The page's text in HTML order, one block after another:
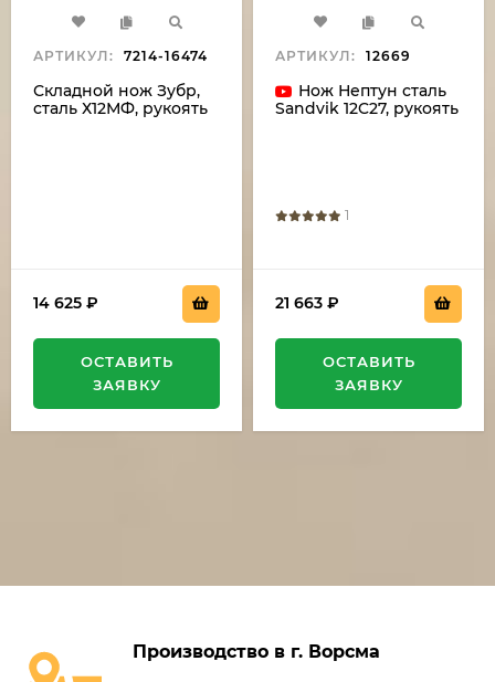
АРТИКУЛ: 7214-16474
Складной нож Зубр,
сталь Х12МФ, рукоять
14 625 ₽
ОСТАВИТЬ
ЗАЯВКУ
АРТИКУЛ: 12669
Нож Нептун сталь
Sandvik 12C27, рукоять
1
21 663 ₽
ОСТАВИТЬ
ЗАЯВКУ
Производство в г. Ворсма